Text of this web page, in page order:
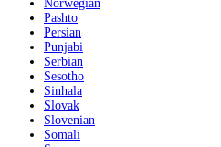
Norwegian
Pashto
Persian
Punjabi
Serbian
Sesotho
Sinhala
Slovak
Slovenian
Somali